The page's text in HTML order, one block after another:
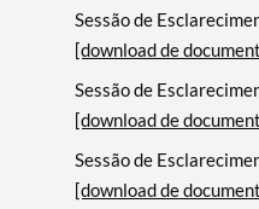
Sessão de
[download de
Sessão de
[download de
Sessão de
[download de